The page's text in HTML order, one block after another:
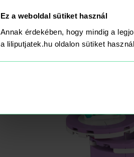
Ez a weboldal sütiket használ
Annak érdekében, hogy mindig a
a liliputjatek.hu oldalon sütiket